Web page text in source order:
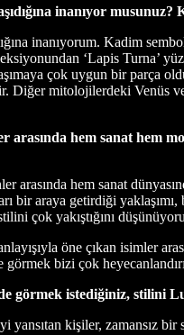
inanıyor musunuz?
inanıyorum. Kadim
‘Lapis Turna’
çok uygun bir parça
Diğer mitolojilerdeki Venüs
hem sanat hem
arasında hem sanat
bir araya getirdiği
çok yakıştığını
öne çıkan isimler
görmek bizi çok
görmek istediğiniz, stilini
yansıtan kişiler, zamansız